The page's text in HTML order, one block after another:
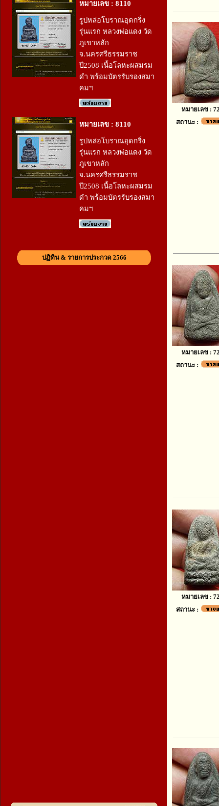
หมายเลข : 8110
รูปหล่อโบราณอุดกริ่ง
รุ่นแรก หลวงพ่อแดง วัด
ภูเขาหลัก
จ.นครศรีธรรมราช
ปี2508 เนื้อโลหะผสมรม
ดำ พร้อมบัตรรับรองสมา
คมฯ
หมายเลข : 8110
รูปหล่อโบราณอุดกริ่ง
รุ่นแรก หลวงพ่อแดง วัด
ภูเขาหลัก
จ.นครศรีธรรมราช
ปี2508 เนื้อโลหะผสมรม
ดำ พร้อมบัตรรับรองสมา
คมฯ
ปฏิทิน & รายการประกวด 2566
หมายเลข :
สถานะ :
หมายเลข :
สถานะ :
หมายเลข :
สถานะ :